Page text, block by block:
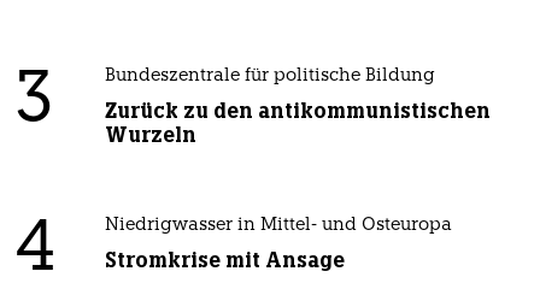
3 Bundeszentrale für politische Bildung
Zurück zu den antikommunistischen
Wurzeln
4 Niedrigwasser in Mittel- und Osteuropa
Stromkrise mit Ansage